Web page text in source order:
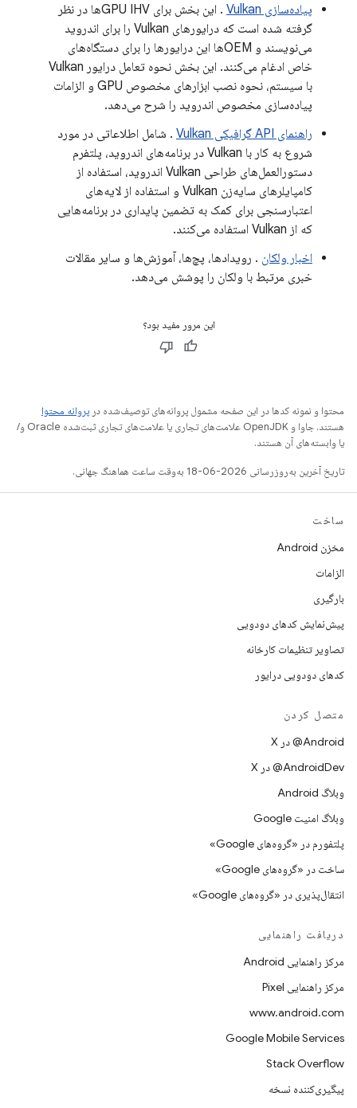
پیاده‌سازی Vulkan
. این بخش برای GPU IHVها در نظر
گرفته شده است که درایورهای Vulkan را برای اندروید
می‌نویسند و OEMها این درایورها را برای دستگاه‌های
خاص ادغام می‌کنند. این بخش نحوه تعامل درایور Vulkan
با سیستم، نحوه نصب ابزارهای مخصوص GPU و الزامات
پیاده‌سازی مخصوص اندروید را شرح می‌دهد.
راهنمای API گرافیکی Vulkan
. شامل اطلاعاتی در مورد
شروع به کار با Vulkan در برنامه‌های اندروید، پلتفرم
دستورالعمل‌های طراحی Vulkan اندروید، استفاده از
کامپایلرهای سایه‌زن Vulkan و استفاده از لایه‌های
اعتبارسنجی برای کمک به تضمین پایداری در برنامه‌هایی
که از Vulkan استفاده می‌کنند.
اخبار ولکان . رویدادها، پچ‌ها، آموزش‌ها و سایر مقالات
خبری مرتبط با ولکان را پوشش می‌دهد.
این مرور مفید بود؟
محتوا و نمونه کدها در این صفحه مشمول پروانه‌های توصیف‌شده در پروانه محتوا
هستند. جاوا و OpenJDK علامت‌های تجاری یا علامت‌های تجاری ثبت‌شده Oracle و/
یا وابسته‌های آن هستند.
تاریخ آخرین به‌روزرسانی 2026-06-18 به‌وقت ساعت هماهنگ جهانی.
ساخت
مخزن Android
الزامات
بارگیری
پیش‌نمایش کدهای دودویی
تصاویر تنظیمات کارخانه
کدهای دودویی درایور
متصل کردن
‫‎@Android در X
‫‎@AndroidDev در X
وبلاگ Android
وبلاگ امنیت Google
پلتفورم در «گروه‌های Google»
ساخت در «گروه‌های Google»
انتقال‌پذیری در «گروه‌های Google»
دریافت راهنمایی
مرکز راهنمایی Android
مرکز راهنمایی Pixel
www.android.com
Google Mobile Services
Stack Overflow
پیگیری‌کننده نسخه